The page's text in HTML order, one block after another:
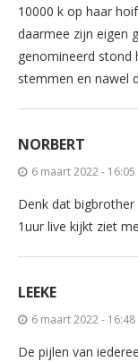
10000 k op haar
daarmee zijn eigen
genomineerd
stemmen en nawel
NORBERT
6 maart 2022 - 16:05
Denk dat
1uur live kijkt ziet
LEEKE
6 maart 2022 - 16:48
De pijlen van